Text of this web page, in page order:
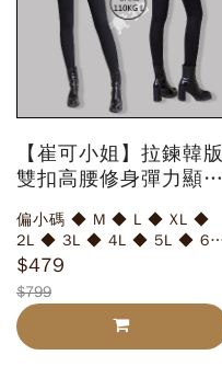
【崔可小姐】拉鍊韓版
雙扣高腰修身彈力顯瘦
腳 窄管 牛仔褲
【EU0029】
偏小碼 ◆ M ◆ L ◆ XL ◆
2L ◆ 3L ◆ 4L ◆ 5L ◆ 6L
◆
$479
$799